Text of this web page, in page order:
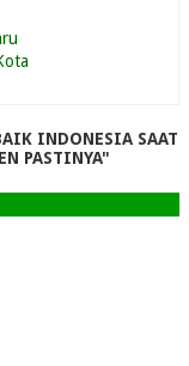
INDONESIA SAAT
PASTINYA"